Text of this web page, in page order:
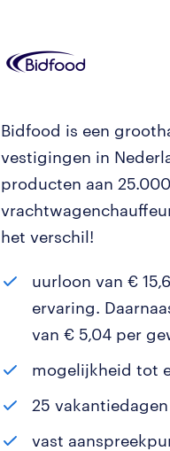
Bidfood is een
vestigingen in
producten aan
het verschil!
uurloon van €
ervaring.
van € 5,04 per
mogelijkheid tot
25
vast